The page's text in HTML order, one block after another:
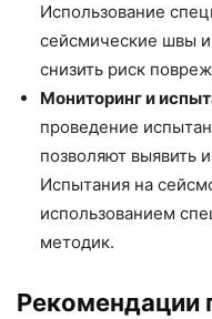
Использование
сейсмические швы
снизить риск
Мониторинг и
проведение
позволяют выявить
Испытания на
использованием
методик.
Рекомендации